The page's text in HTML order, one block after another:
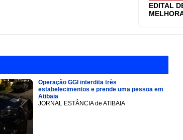
EDITAL
Operação GGI interdita três
estabelecimentos e prende uma pessoa em
Atibaia
JORNAL ESTÂNCIA de ATIBAIA